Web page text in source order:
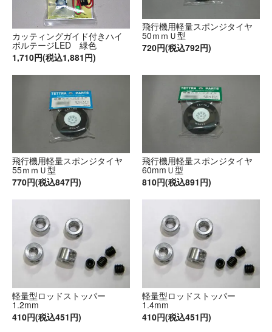
カッティングガイド付きハイ
ボルテージLED 緑色
1,710円(税込1,881円)
飛行機用軽量スポンジタイヤ
50ｍｍＵ型
720円(税込792円)
飛行機用軽量スポンジタイヤ
55ｍｍＵ型
770円(税込847円)
飛行機用軽量スポンジタイヤ
60mmＵ型
810円(税込891円)
軽量型ロッドストッパー
1.2mm
410円(税込451円)
軽量型ロッドストッパー
1.4mm
410円(税込451円)